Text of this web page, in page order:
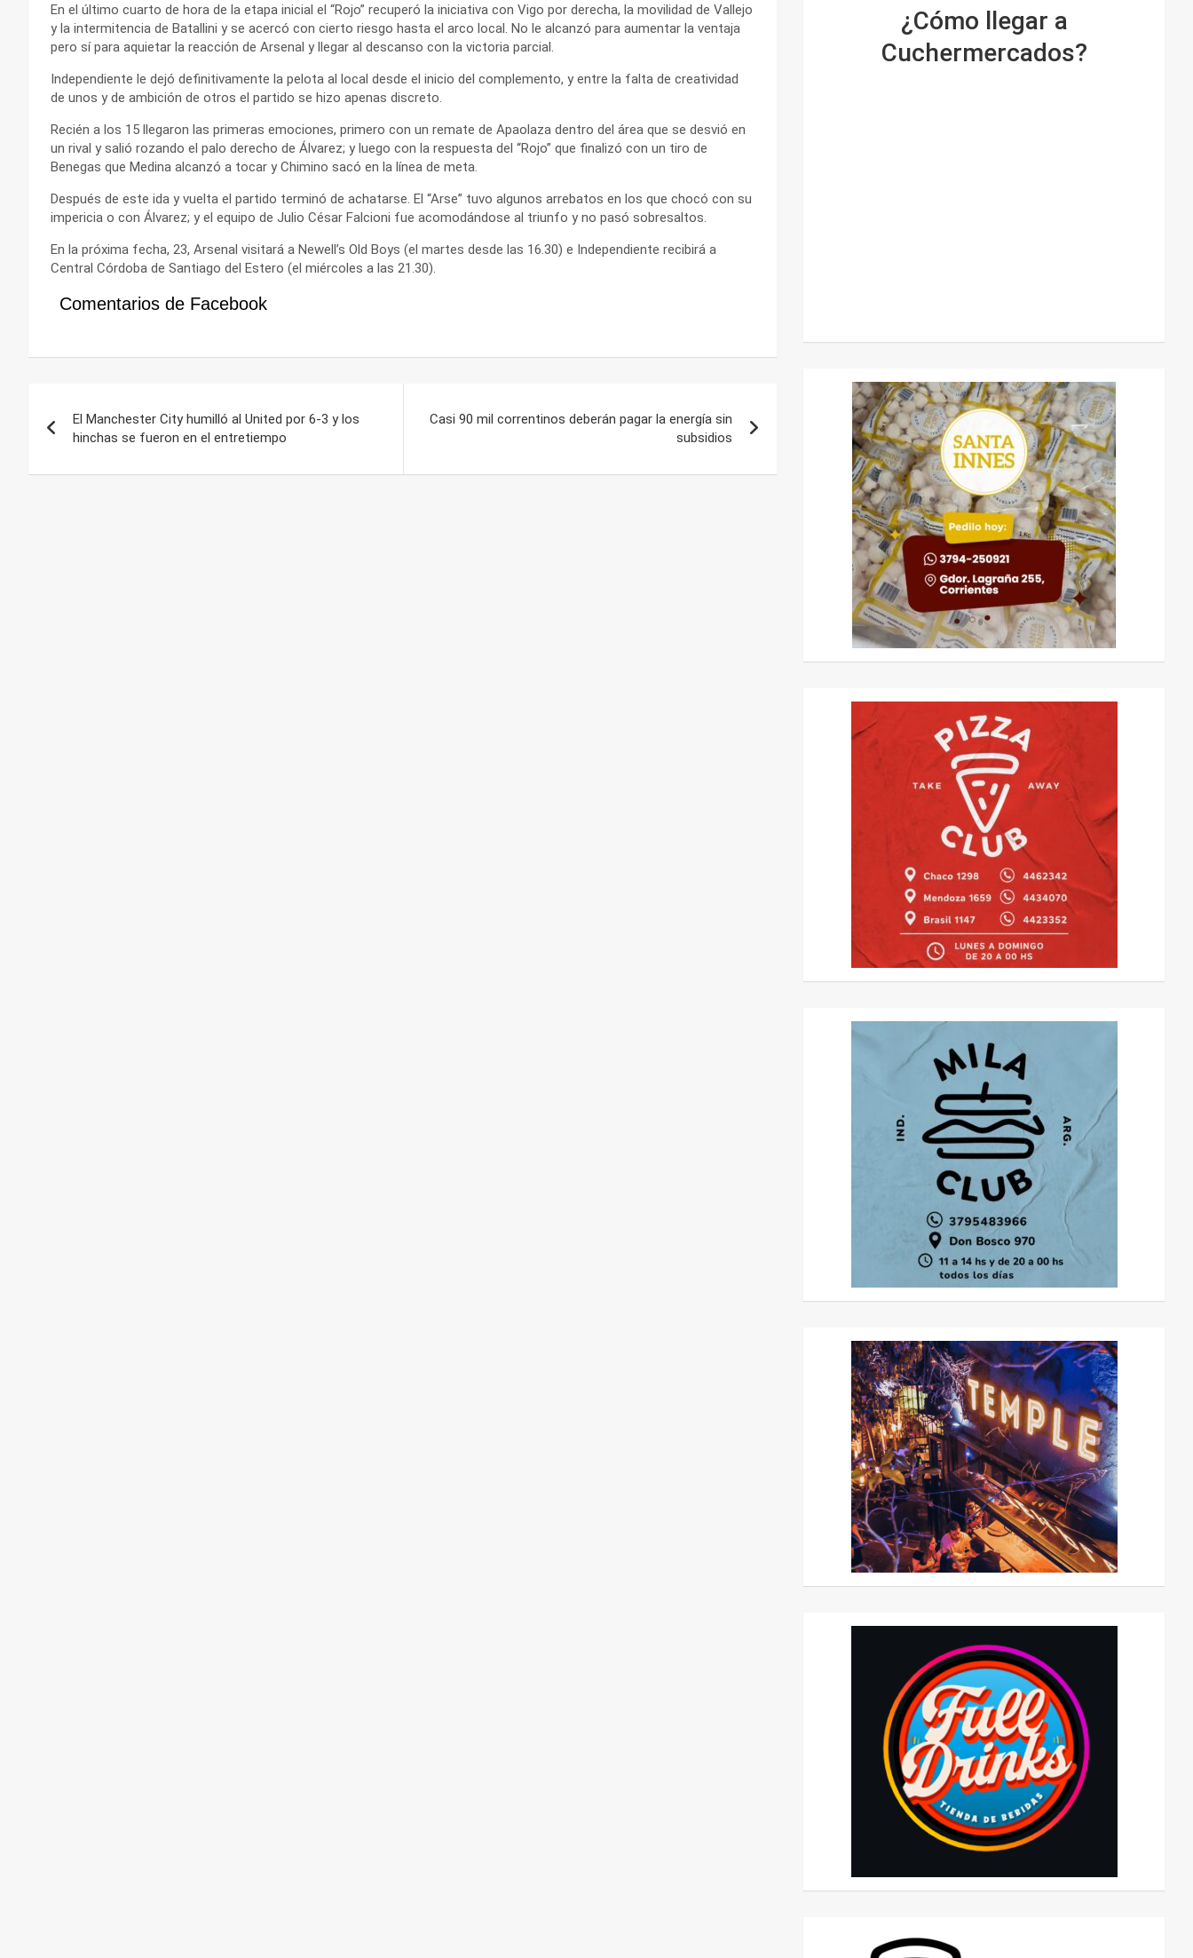
En el último cuarto de hora de la etapa inicial el “Rojo” recuperó la iniciativa con Vigo por derecha, la movilidad de Vallejo
y la intermitencia de Batallini y se acercó con cierto riesgo hasta el arco local. No le alcanzó para aumentar la ventaja
pero sí para aquietar la reacción de Arsenal y llegar al descanso con la victoria parcial.
Independiente le dejó definitivamente la pelota al local desde el inicio del complemento, y entre la falta de creatividad
de unos y de ambición de otros el partido se hizo apenas discreto.
Recién a los 15 llegaron las primeras emociones, primero con un remate de Apaolaza dentro del área que se desvió en
un rival y salió rozando el palo derecho de Álvarez; y luego con la respuesta del “Rojo” que finalizó con un tiro de
Benegas que Medina alcanzó a tocar y Chimino sacó en la línea de meta.
Después de este ida y vuelta el partido terminó de achatarse. El “Arse” tuvo algunos arrebatos en los que chocó con su
impericia o con Álvarez; y el equipo de Julio César Falcioni fue acomodándose al triunfo y no pasó sobresaltos.
En la próxima fecha, 23, Arsenal visitará a Newell’s Old Boys (el martes desde las 16.30) e Independiente recibirá a
Central Córdoba de Santiago del Estero (el miércoles a las 21.30).
Comentarios de Facebook
de
entradas
El Manchester City humilló al United por 6-3 y los
hinchas se fueron en el entretiempo
Casi 90 mil correntinos deberán pagar la energía sin
subsidios
¿Cómo llegar a
Cuchermercados?